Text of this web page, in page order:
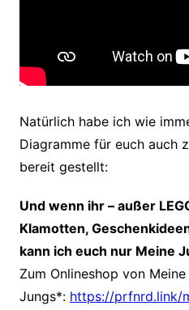
Natürlich habe ich wie
Diagramme für euch auch
bereit gestellt:
Und wenn ihr – außer
Klamotten,
kann ich euch nur Meine
Zum Onlineshop von Meine
Jungs*: https://prfnrd.link/